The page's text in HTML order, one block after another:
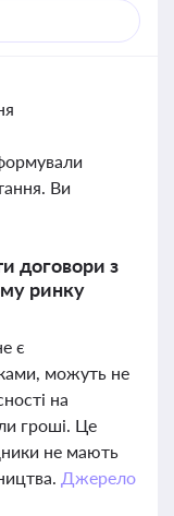
Ви
договори з
ринку
є
можуть не
на
гроші. Це
не мають
Джерело